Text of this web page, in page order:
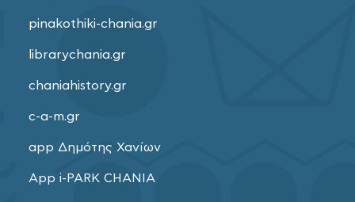
pinakothiki-chania.gr
librarychania.gr
chaniahistory.gr
c-a-m.gr
app Δημότης Χανίων
App i-PARK CHANIA